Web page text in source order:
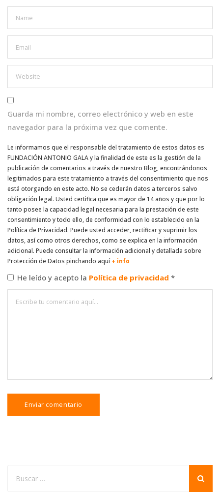
Guarda mi nombre, correo electrónico y web en este
navegador para la próxima vez que comente.
Le informamos que el responsable del tratamiento de estos datos es
FUNDACIÓN ANTONIO GALA y la finalidad de este es la gestión de la
publicación de comentarios a través de nuestro Blog, encontrándonos
legitimados para este tratamiento a través del consentimiento que nos
está otorgando en este acto. No se cederán datos a terceros salvo
obligación legal. Usted certifica que es mayor de 14 años y que por lo
tanto posee la capacidad legal necesaria para la prestación de este
consentimiento y todo ello, de conformidad con lo establecido en la
Política de Privacidad. Puede usted acceder, rectificar y suprimir los
datos, así como otros derechos, como se explica en la información
adicional. Puede consultar la información adicional y detallada sobre
Protección de Datos pinchando aquí + info
He leído y acepto la Política de privacidad *